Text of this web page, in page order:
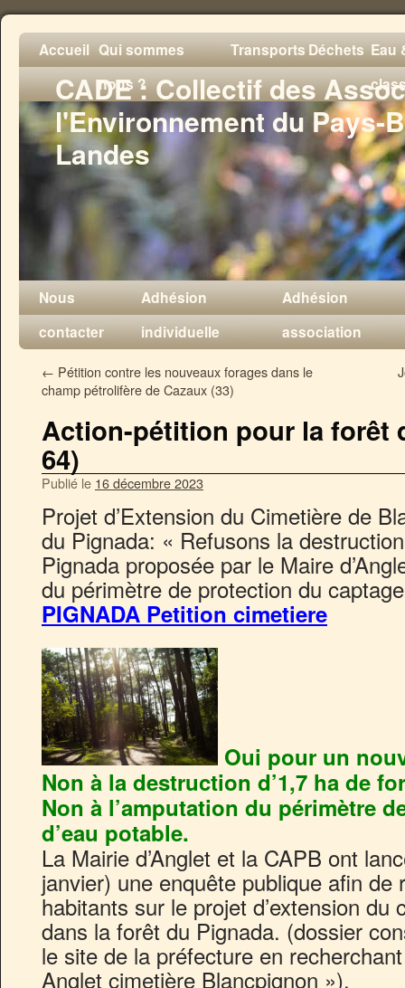
CADE : Collectif des
l'Environnement du Pays-
Landes
Accueil Qui sommes
nous ?
TransportsDéchets Eau
Nous
contacter
Adhésion
individuelle
Adhésion
association
← Pétition contre les nouveaux forages dans le
champ pétrolifère de Cazaux (33)
Action-pétition pour la forêt
64)
Publié le 16 décembre 2023
Projet d’Extension du Cimetière de
du Pignada: « Refusons la
Pignada proposée par le Maire
du périmètre de protection du
PIGNADA Petition cimetiere
Oui pour un
Non à la destruction d’1,7 ha de
Non à l’amputation du périmètre
d’eau potable.
La Mairie d’Anglet et la CAPB ont
janvier) une enquête publique afin de
habitants sur le projet d’extension du
dans la forêt du Pignada. (dossier
le site de la préfecture en
Anglet cimetière Blancpignon »).